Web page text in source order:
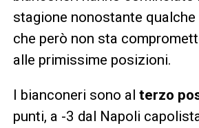
stagione nonostante
che però non sta
alle primissime posizioni.
I bianconeri sono al terzo
punti, a -3 dal Napoli